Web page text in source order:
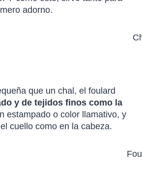
adorno.
que un chal, el foulard
y de tejidos finos como la
estampado o color llamativo, y
cuello como en la cabeza.